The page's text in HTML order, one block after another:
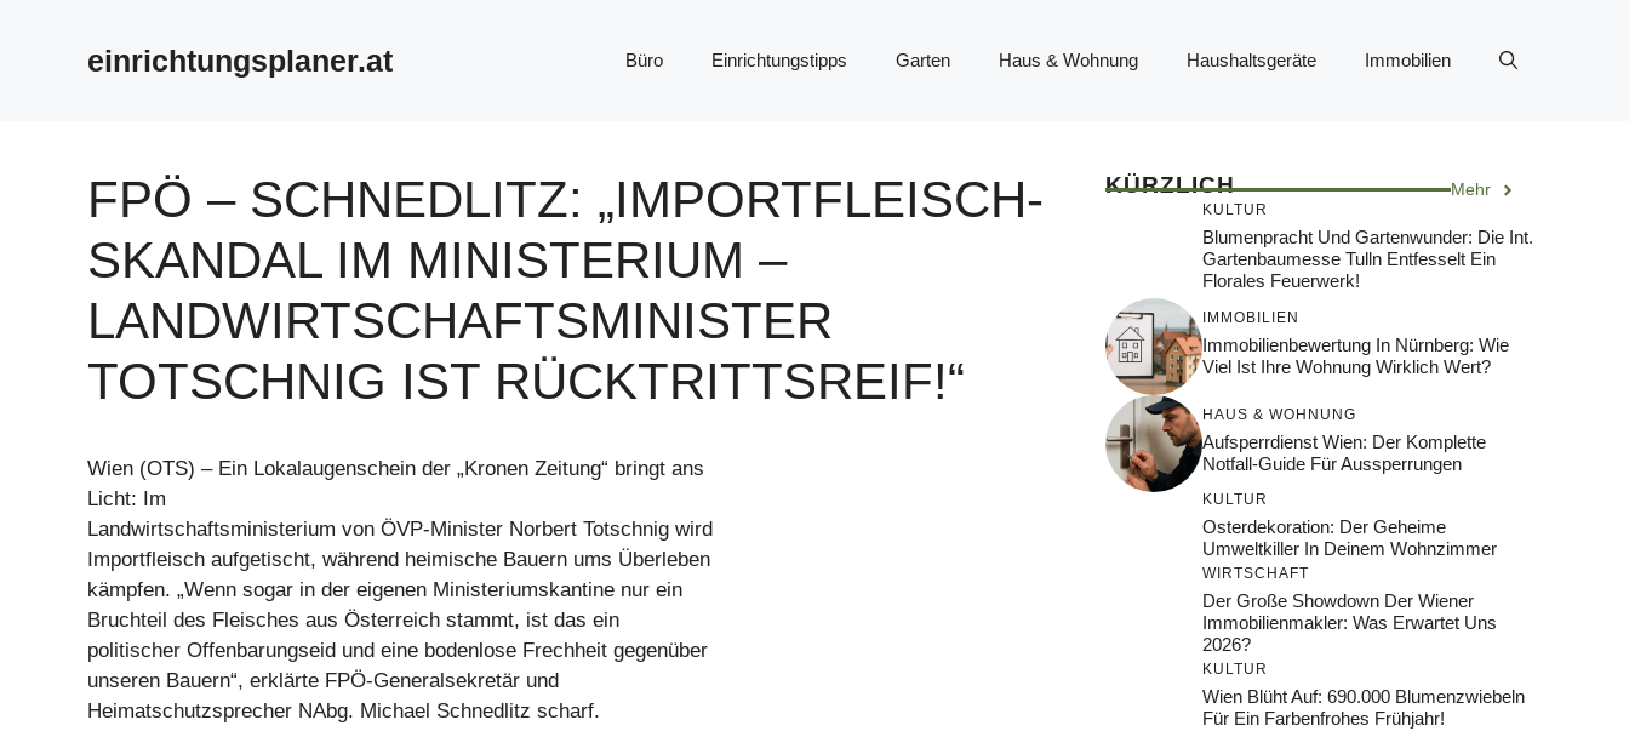
einrichtungsplaner.at Büro Einrichtungstipps Garten Haus & Wohnung Haushaltsgeräte Immobilien
FPÖ – SCHNEDLITZ: „IMPORTFLEISCH-
SKANDAL IM MINISTERIUM –
LANDWIRTSCHAFTSMINISTER
TOTSCHNIG IST RÜCKTRITTSREIF!“
Wien (OTS) – Ein Lokalaugenschein der „Kronen Zeitung“ bringt ans
Licht: Im
Landwirtschaftsministerium von ÖVP-Minister Norbert Totschnig wird
Importfleisch aufgetischt, während heimische Bauern ums Überleben
kämpfen. „Wenn sogar in der eigenen Ministeriumskantine nur ein
Bruchteil des Fleisches aus Österreich stammt, ist das ein
politischer Offenbarungseid und eine bodenlose Frechheit gegenüber
unseren Bauern“, erklärte FPÖ-Generalsekretär und
Heimatschutzsprecher NAbg. Michael Schnedlitz scharf.
KÜRZLICH Mehr
KULTUR
Blumenpracht Und Gartenwunder: Die Int.
Gartenbaumesse Tulln Entfesselt Ein
Florales Feuerwerk!
IMMOBILIEN
Immobilienbewertung In Nürnberg: Wie
Viel Ist Ihre Wohnung Wirklich Wert?
HAUS & WOHNUNG
Aufsperrdienst Wien: Der Komplette
Notfall-Guide Für Aussperrungen
KULTUR
Osterdekoration: Der Geheime
Umweltkiller In Deinem Wohnzimmer
WIRTSCHAFT
Der Große Showdown Der Wiener
Immobilienmakler: Was Erwartet Uns
2026?
KULTUR
Wien Blüht Auf: 690.000 Blumenzwiebeln
Für Ein Farbenfrohes Frühjahr!